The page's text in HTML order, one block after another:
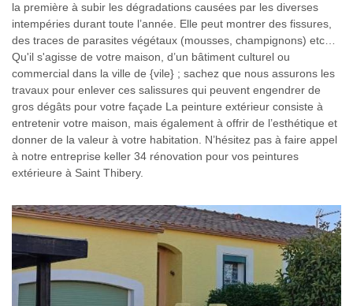
la première à subir les dégradations causées par les diverses
intempéries durant toute l’année. Elle peut montrer des fissures,
des traces de parasites végétaux (mousses, champignons) etc…
Qu'il s'agisse de votre maison, d’un bâtiment culturel ou
commercial dans la ville de {vile} ; sachez que nous assurons les
travaux pour enlever ces salissures qui peuvent engendrer de
gros dégâts pour votre façade La peinture extérieur consiste à
entretenir votre maison, mais également à offrir de l’esthétique et
donner de la valeur à votre habitation. N’hésitez pas à faire appel
à notre entreprise keller 34 rénovation pour vos peintures
extérieure à Saint Thibery.